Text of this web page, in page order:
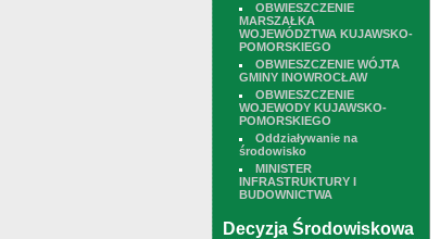
OBWIESZCZENIE
MARSZAŁKA
WOJEWÓDZTWA KUJAWSKO-
POMORSKIEGO
OBWIESZCZENIE WÓJTA
GMINY INOWROCŁAW
OBWIESZCZENIE
WOJEWODY KUJAWSKO-
POMORSKIEGO
Oddziaływanie na
środowisko
MINISTER
INFRASTRUKTURY I
BUDOWNICTWA
Decyzja Środowiskowa